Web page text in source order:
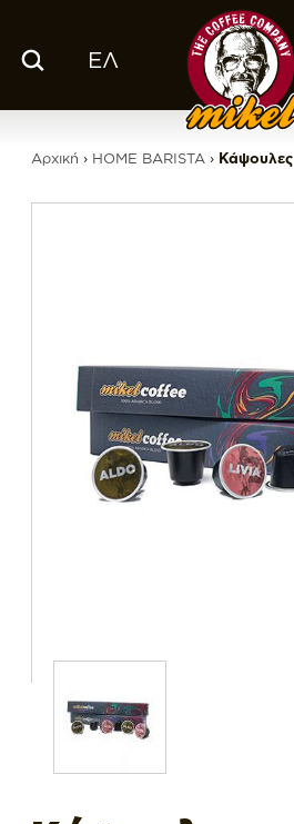
ΕΛ
Ο ΚΑΦΕΣ ΜΑΣ
FRANCHISE
Αρχική › HOME BARISTA › Κάψουλες